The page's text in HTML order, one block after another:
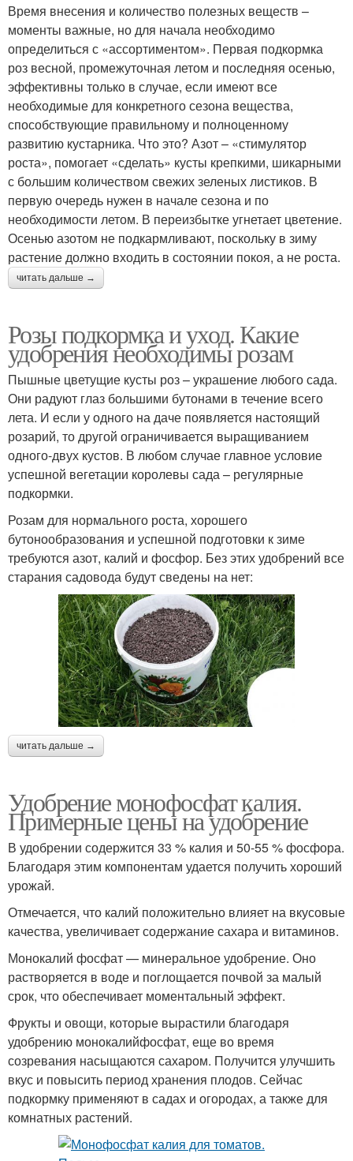
Время внесения и количество полезных веществ –
моменты важные, но для начала необходимо
определиться с «ассортиментом». Первая подкормка
роз весной, промежуточная летом и последняя осенью,
эффективны только в случае, если имеют все
необходимые для конкретного сезона вещества,
способствующие правильному и полноценному
развитию кустарника. Что это? Азот – «стимулятор
роста», помогает «сделать» кусты крепкими, шикарными
с большим количеством свежих зеленых листиков. В
первую очередь нужен в начале сезона и по
необходимости летом. В переизбытке угнетает цветение.
Осенью азотом не подкармливают, поскольку в зиму
растение должно входить в состоянии покоя, а не роста.
читать дальше →
Розы подкормка и уход. Какие
удобрения необходимы розам
Пышные цветущие кусты роз – украшение любого сада.
Они радуют глаз большими бутонами в течение всего
лета. И если у одного на даче появляется настоящий
розарий, то другой ограничивается выращиванием
одного-двух кустов. В любом случае главное условие
успешной вегетации королевы сада – регулярные
подкормки.
Розам для нормального роста, хорошего
бутонообразования и успешной подготовки к зиме
требуются азот, калий и фосфор. Без этих удобрений все
старания садовода будут сведены на нет:
читать дальше →
Удобрение монофосфат калия.
Примерные цены на удобрение
В удобрении содержится 33 % калия и 50-55 % фосфора.
Благодаря этим компонентам удается получить хороший
урожай.
Отмечается, что калий положительно влияет на вкусовые
качества, увеличивает содержание сахара и витаминов.
Монокалий фосфат — минеральное удобрение. Оно
растворяется в воде и поглощается почвой за малый
срок, что обеспечивает моментальный эффект.
Фрукты и овощи, которые вырастили благодаря
удобрению монокалийфосфат, еще во время
созревания насыщаются сахаром. Получится улучшить
вкус и повысить период хранения плодов. Сейчас
подкормку применяют в садах и огородах, а также для
комнатных растений.